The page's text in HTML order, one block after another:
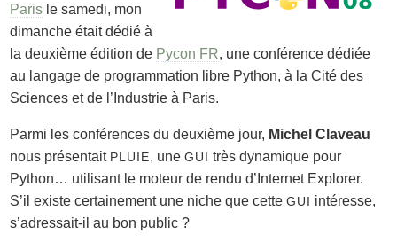
Paris le samedi, mon
dimanche était dédié à
la deuxième édition de Pycon FR, une conférence dédiée
au langage de programmation libre Python, à la Cité des
Sciences et de l’Industrie à Paris.
Parmi les conférences du deuxième jour, Michel Claveau
nous présentait PLUIE, uneGUI très dynamique pour
Python… utilisant le moteur de rendu d’Internet Explorer.
S’il existe certainement une niche que cetteGUI intéresse,
s’adressait-il au bon public ?